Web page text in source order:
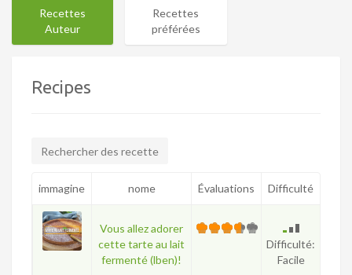
Recettes
Auteur
Recettes
préférées
Recipes
immagine nome Évaluations Difficulté
Vous allez adorer
cette tarte au lait
fermenté (lben)!
Difficulté:
Facile